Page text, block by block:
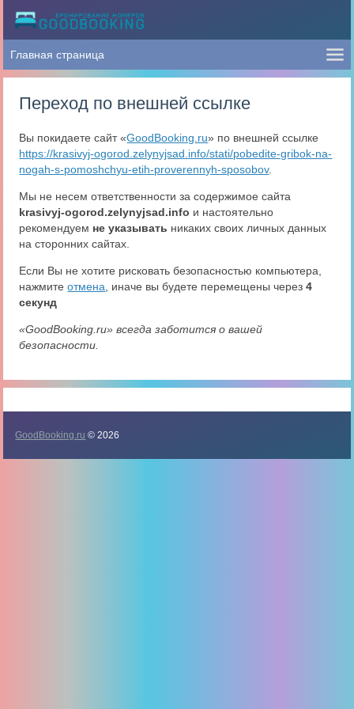
Переход по внешней ссылке
Вы покидаете сайт «GoodBooking.ru» по внешней ссылке
https://krasivyj-ogorod.zelynyjsad.info/stati/pobedite-gribok-na-
nogah-s-pomoshchyu-etih-proverennyh-sposobov.
Мы не несем ответственности за содержимое сайта
krasivyj-ogorod.zelynyjsad.info и настоятельно
рекомендуем не указывать никаких своих личных данных
на сторонних сайтах.
Если Вы не хотите рисковать безопасностью компьютера,
нажмитеотмена , иначе вы будете перемещены через4
секунд
«GoodBooking.ru» всегда заботится о вашей
безопасности.
GoodBooking.ru © 2026